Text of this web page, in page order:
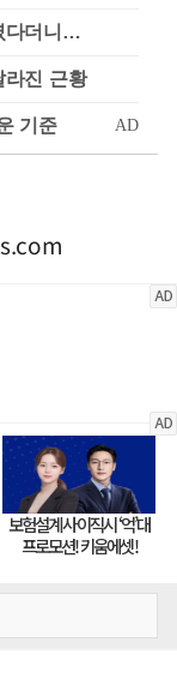
다더니…
라진 근황